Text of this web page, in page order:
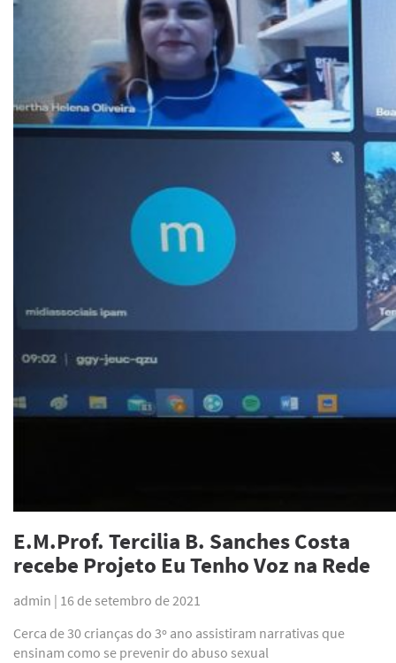
E.M.Prof. Tercilia B. Sanches Costa
recebe Projeto Eu Tenho Voz na Rede
admin | 16 de setembro de 2021
Cerca de 30 crianças do 3º ano assistiram narrativas que
ensinam como se prevenir do abuso sexual